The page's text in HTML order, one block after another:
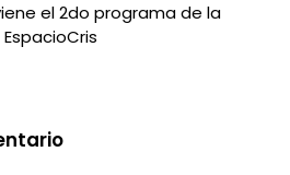
el 2do programa de la